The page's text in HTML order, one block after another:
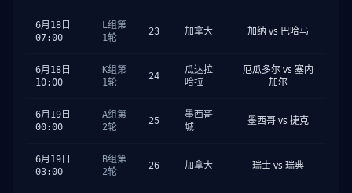
6月18日
07:00
L组第
1轮
23 加拿大 加纳 vs 巴哈马
6月18日
10:00
K组第
1轮
24
瓜达拉
哈拉
厄瓜多尔 vs 塞内
加尔
6月19日
00:00
A组第
2轮
25
墨西哥
城
墨西哥 vs 捷克
6月19日
03:00
B组第
2轮
26 加拿大 瑞士 vs 瑞典